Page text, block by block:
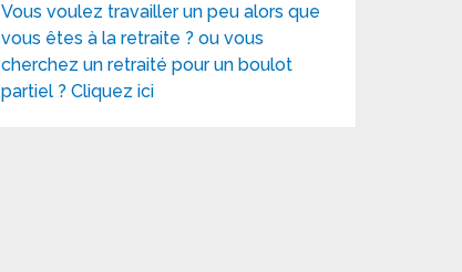
Vous voulez travailler un peu alors que
vous êtes à la retraite ? ou vous
cherchez un retraité pour un boulot
partiel ? Cliquez ici